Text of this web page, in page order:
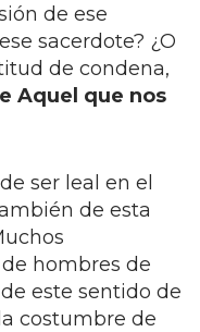
de ese
sacerdote? ¿O
de condena,
Aquel que nos
ser leal en el
de esta
hombres de
este sentido de
costumbre de